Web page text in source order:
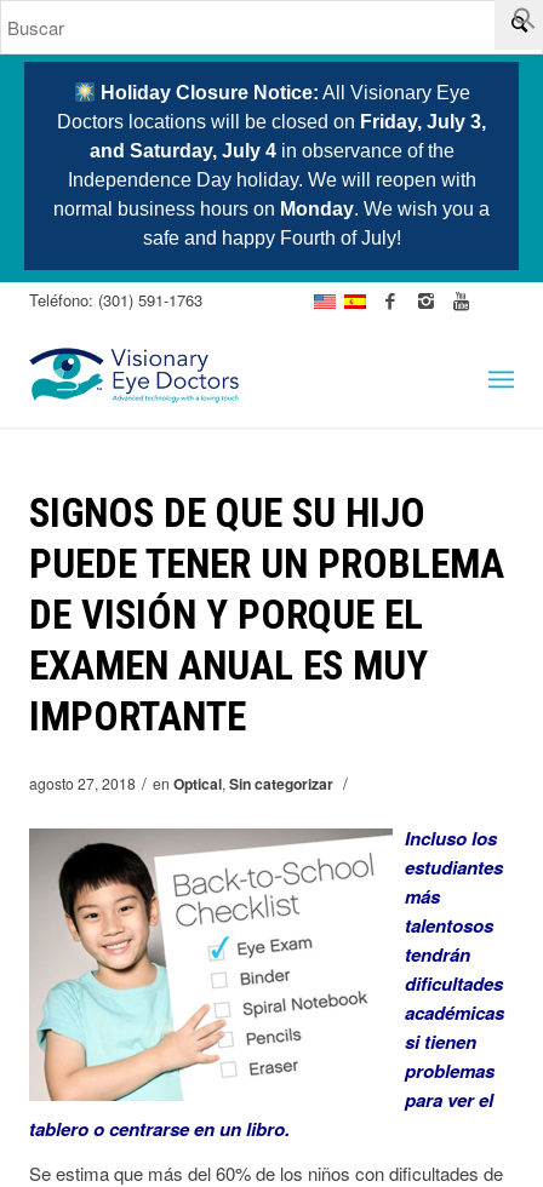
Holiday Closure Notice: All Visionary Eye
Doctors locations will be closed on Friday, July 3,
and Saturday, July 4in observance of the
Independence Day holiday. We will reopen with
normal business hours on Monday. We wish you a
safe and happy Fourth of July!
Teléfono: (301) 591-1763
SIGNOS DE QUE SU HIJO
PUEDE TENER UN PROBLEMA
DE VISIÓN Y PORQUE EL
EXAMEN ANUAL ES MUY
IMPORTANTE
agosto 27, 2018 / en Optical, Sin categorizar /
Incluso los
estudiantes
más
talentosos
tendrán
dificultades
académicas
si tienen
problemas
para ver el
tablero o centrarse en un libro.
Se estima que más del 60% de los niños con dificultades de